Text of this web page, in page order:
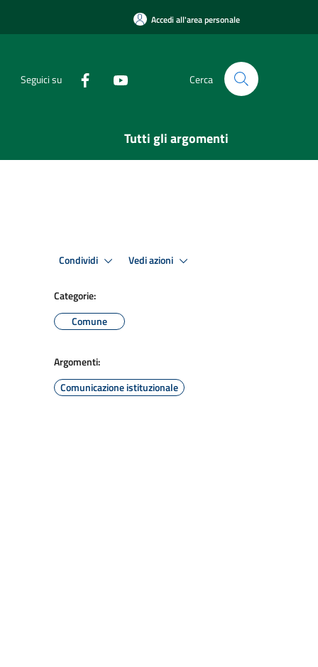
Accedi all'area personale
Seguici su Cerca
Tutti gli argomenti
Condividi Vedi azioni
Categorie:
Comune
Argomenti:
Comunicazione istituzionale